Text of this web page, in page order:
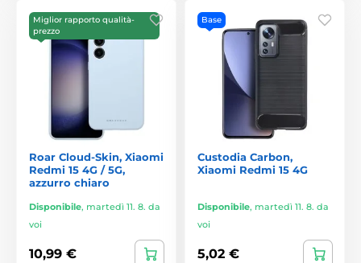
Miglior rapporto qualità-
prezzo
Roar Cloud-Skin, Xiaomi
Redmi 15 4G / 5G,
azzurro chiaro
Disponibile, martedì 11. 8. da
voi
10,99 €
Base
Custodia Carbon,
Xiaomi Redmi 15 4G
Disponibile, martedì 11. 8. da
voi
5,02 €